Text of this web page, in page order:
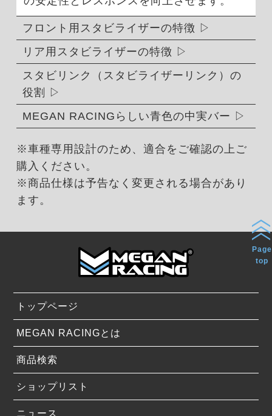
フロント用スタビライザーの特徴
リア用スタビライザーの特徴
スタビリンク（スタビライザーリンク）の
役割
MEGAN RACINGらしい青色の中実バー
※車種専用設計のため、適合をご確認の上ご
購入ください。
※商品仕様は予告なく変更される場合があり
ます。
トップページ
MEGAN RACINGとは
商品検索
ショップリスト
ニュース
Page
top